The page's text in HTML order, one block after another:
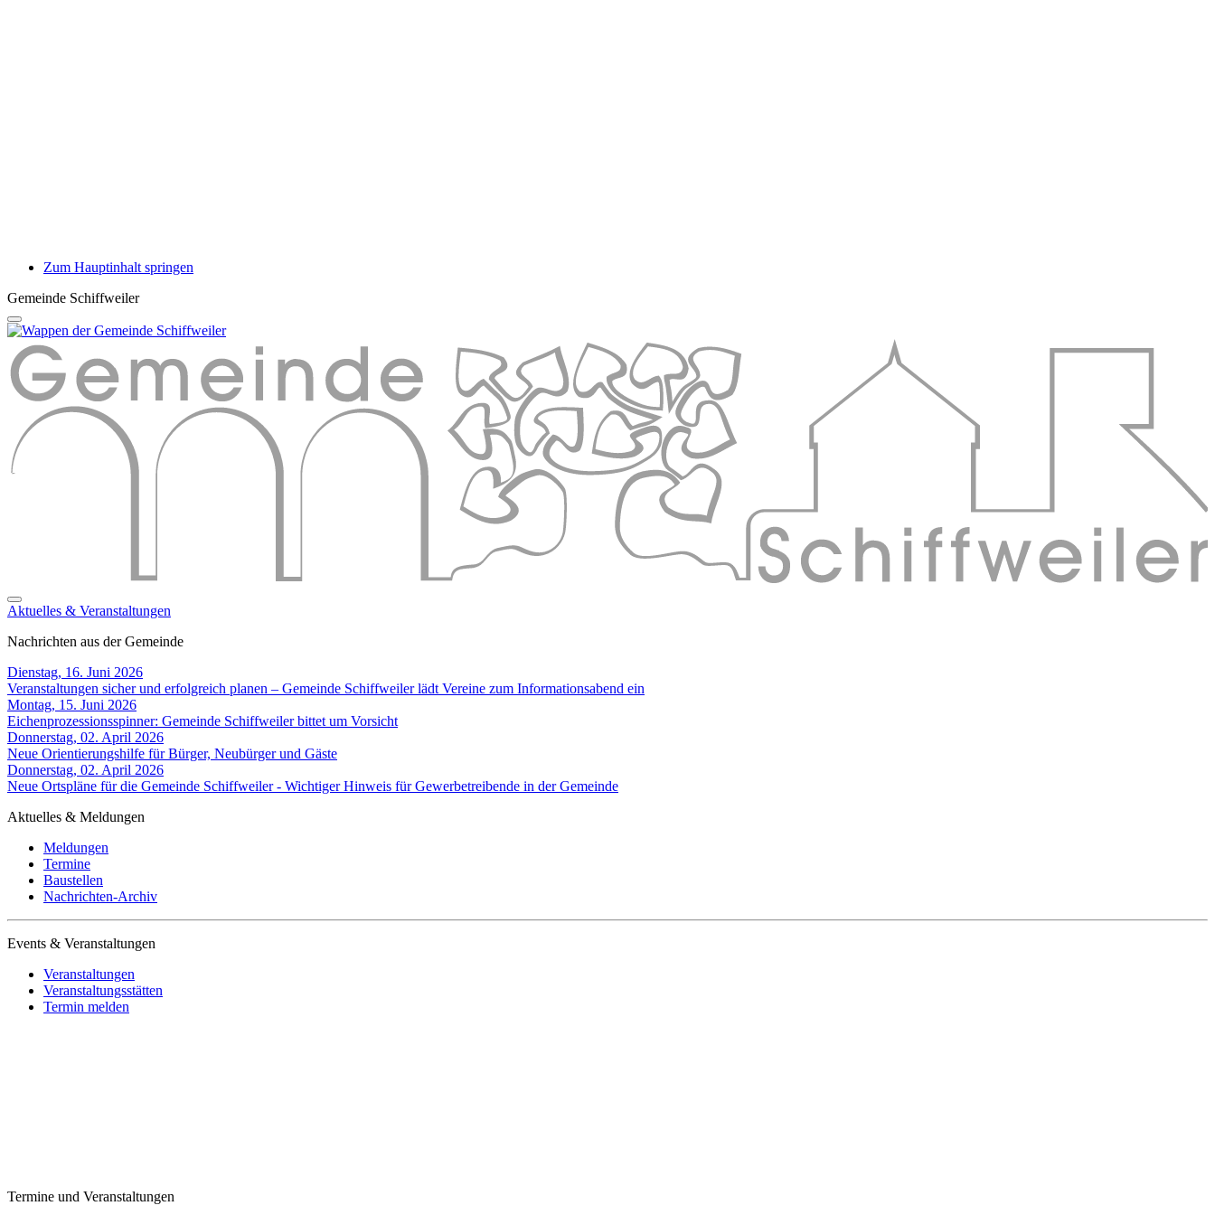
Zum Hauptinhalt springen
Gemeinde Schiffweiler
Aktuelles & Veranstaltungen
Nachrichten aus der Gemeinde
Dienstag, 16. Juni 2026
Veranstaltungen sicher und erfolgreich planen – Gemeinde Schiffweiler lädt Vereine zum Informationsabend ein
Montag, 15. Juni 2026
Eichenprozessionsspinner: Gemeinde Schiffweiler bittet um Vorsicht
Donnerstag, 02. April 2026
Neue Orientierungshilfe für Bürger, Neubürger und Gäste
Donnerstag, 02. April 2026
Neue Ortspläne für die Gemeinde Schiffweiler - Wichtiger Hinweis für Gewerbetreibende in der Gemeinde
Aktuelles & Meldungen
Meldungen
Termine
Baustellen
Nachrichten-Archiv
Events & Veranstaltungen
Veranstaltungen
Veranstaltungsstätten
Termin melden
Termine und Veranstaltungen